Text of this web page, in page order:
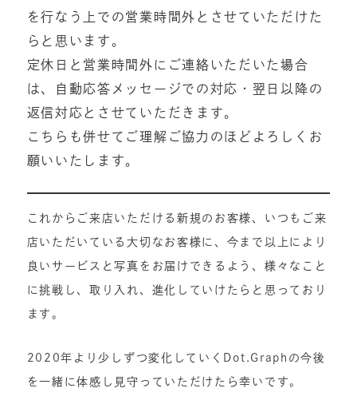
を行なう上での営業時間外とさせていただけた
らと思います。
定休日と営業時間外にご連絡いただいた場合
は、自動応答メッセージでの対応・翌日以降の
返信対応とさせていただきます。
こちらも併せてご理解ご協力のほどよろしくお
願いいたします。
これからご来店いただける新規のお客様、いつもご来
店いただいている大切なお客様に、今まで以上により
良いサービスと写真をお届けできるよう、様々なこと
に挑戦し、取り入れ、進化していけたらと思っており
ます。
2020年より少しずつ変化していくDot.Graphの今後
を一緒に体感し見守っていただけたら幸いです。